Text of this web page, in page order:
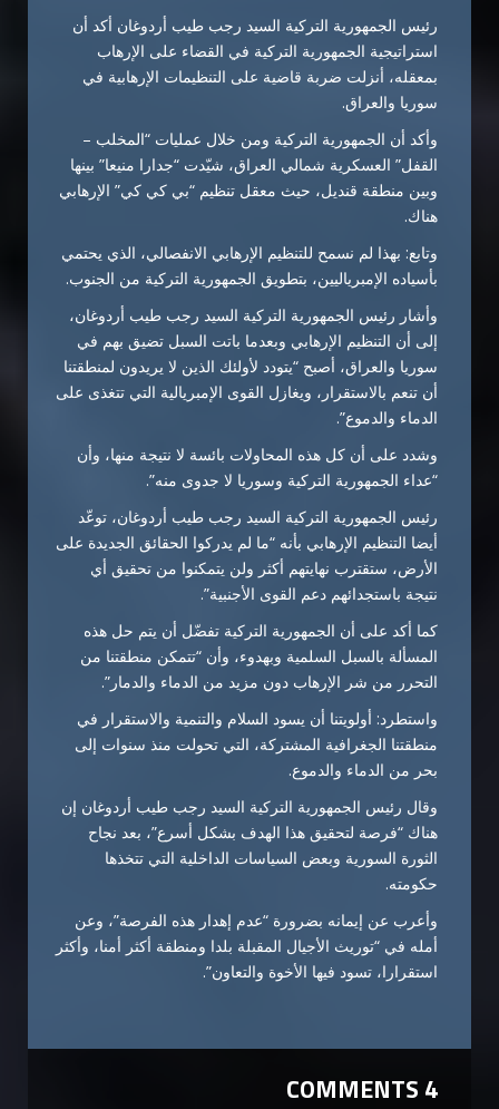
رئيس الجمهورية التركية السيد رجب طيب أردوغان أكد أن
استراتيجية الجمهورية التركية في القضاء على الإرهاب
بمعقله، أنزلت ضربة قاضية على التنظيمات الإرهابية في
سوريا والعراق.
وأكد أن الجمهورية التركية ومن خلال عمليات “المخلب –
القفل” العسكرية شمالي العراق، شيّدت “جدارا منيعا” بينها
وبين منطقة قنديل، حيث معقل تنظيم “بي كي كي” الإرهابي
هناك.
وتابع: بهذا لم نسمح للتنظيم الإرهابي الانفصالي، الذي يحتمي
بأسياده الإمبرياليين، بتطويق الجمهورية التركية من الجنوب.
وأشار رئيس الجمهورية التركية السيد رجب طيب أردوغان،
إلى أن التنظيم الإرهابي وبعدما باتت السبل تضيق بهم في
سوريا والعراق، أصبح “يتودد لأولئك الذين لا يريدون لمنطقتنا
أن تنعم بالاستقرار، ويغازل القوى الإمبريالية التي تتغذى على
الدماء والدموع”.
وشدد على أن كل هذه المحاولات بائسة لا نتيجة منها، وأن
“عداء الجمهورية التركية وسوريا لا جدوى منه”.
رئيس الجمهورية التركية السيد رجب طيب أردوغان، توعّد
أيضا التنظيم الإرهابي بأنه “ما لم يدركوا الحقائق الجديدة على
الأرض، ستقترب نهايتهم أكثر ولن يتمكنوا من تحقيق أي
نتيجة باستجدائهم دعم القوى الأجنبية”.
كما أكد على أن الجمهورية التركية تفضّل أن يتم حل هذه
المسألة بالسبل السلمية وبهدوء، وأن “تتمكن منطقتنا من
التحرر من شر الإرهاب دون مزيد من الدماء والدمار”.
واستطرد: أولويتنا أن يسود السلام والتنمية والاستقرار في
منطقتنا الجغرافية المشتركة، التي تحولت منذ سنوات إلى
بحر من الدماء والدموع.
وقال رئيس الجمهورية التركية السيد رجب طيب أردوغان إن
هناك “فرصة لتحقيق هذا الهدف بشكل أسرع”، بعد نجاح
الثورة السورية وبعض السياسات الداخلية التي تتخذها
حكومته.
وأعرب عن إيمانه بضرورة “عدم إهدار هذه الفرصة”، وعن
أمله في “توريث الأجيال المقبلة بلدا ومنطقة أكثر أمنا، وأكثر
استقرارا، تسود فيها الأخوة والتعاون”.
4 COMMENTS